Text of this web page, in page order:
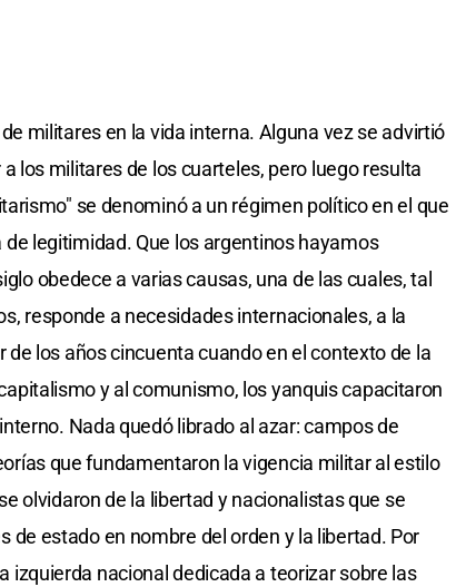
militares en la vida interna. Alguna vez se advirtió
los militares de los cuarteles, pero luego resulta
se denominó a un régimen político en el que
legitimidad. Que los argentinos hayamos
obedece a varias causas, una de las cuales, tal
responde a necesidades internacionales, a la
los años cincuenta cuando en el contexto de la
y al comunismo, los yanquis capacitaron
Nada quedó librado al azar: campos de
que fundamentaron la vigencia militar al estilo
olvidaron de la libertad y nacionalistas que se
de estado en nombre del orden y la libertad. Por
izquierda nacional dedicada a teorizar sobre las